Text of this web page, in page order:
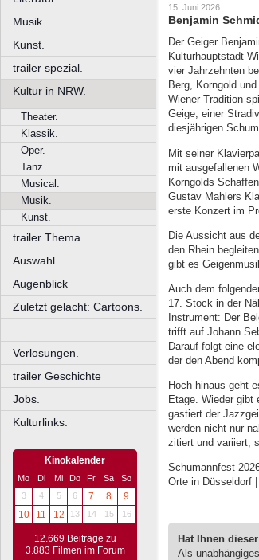
Musik.
Kunst.
trailer spezial.
Kultur in NRW.
Theater.
Klassik.
Oper.
Tanz.
Musical.
Musik.
Kunst.
trailer Thema.
Auswahl.
Augenblick
Zuletzt gelacht: Cartoons.
––––––––––––––––––––
Verlosungen.
trailer Geschichte
Jobs.
Kulturlinks.
Kinokalender
Mo Di Mi Do Fr Sa
So
3
4 5 6 7 8
9
10
11 12 13 14 15 16
12.669 Beiträge zu
3.883 Filmen im Forum
15. Juni 2026
Benjamin
Der Geiger
Kulturhauptstadt
vier Jahrzehnten
Berg, Korngold
Wiener Tradition
Geige, einer
diesjährigen
Mit seiner
mit ausgefallenen
Korngolds
Gustav Mahlers
erste Konzert im
Die Aussicht aus
den Rhein
gibt es
Auch dem
17. Stock in der
Instrument: Der
trifft auf Johann
Darauf folgt eine
der den Abend
Hoch hinaus geht
Etage. Wieder gibt
gastiert der
werden nicht nur
zitiert und variiert,
Schumannfest
Orte in Düsseldorf
Hat Ihnen
Als